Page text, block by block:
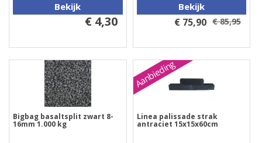
Bekijk
€ 4,30
Bekijk
€ 75,90 € 85,95
Bigbag basaltsplit zwart 8-
16mm 1.000 kg
Aanbieding
Linea palissade strak
antraciet 15x15x60cm